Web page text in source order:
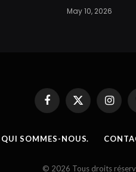
May 10, 2026
FacebookX
(Twitter)
QUI SOMMES-NOUS.
© 2026 Tous droits